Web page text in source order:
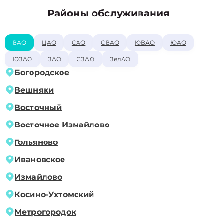
Районы обслуживания
ВАО ЦАО САО СВАО ЮВАО ЮАО
ЮЗАО ЗАО СЗАО ЗелАО
Богородское
Вешняки
Восточный
Восточное Измайлово
Гольяново
Ивановское
Измайлово
Косино-Ухтомский
Метрогородок